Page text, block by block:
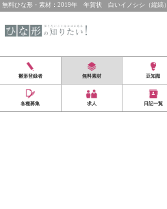
無料ひな形・素材：2019年 年賀状 白いイノシシ（縦縞）
雛形登録者 無料素材 豆知識
各種募集 求人 日記一覧